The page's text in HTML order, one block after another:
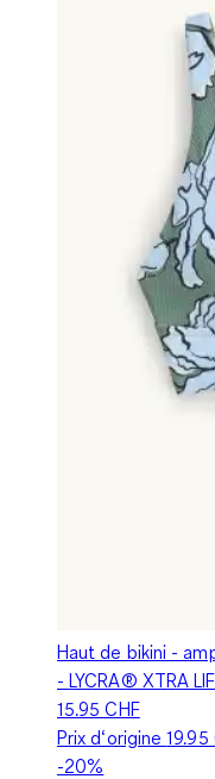
Haut de bikini -
- LYCRA® XTRA
15.95 CHF
Prix d‘origine19.95
-20%